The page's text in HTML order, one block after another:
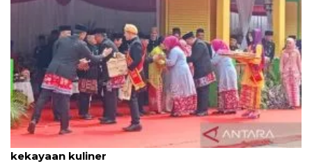
Tradisi hantaran Lebaran Betawi simbol bakti dan
kekayaan kuliner